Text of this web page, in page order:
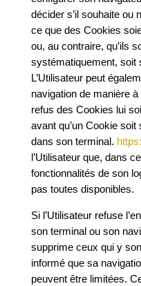
décider s’il souhaite ou
ce que des Cookies
ou, au contraire, qu’ils
systématiquement, soit
L’Utilisateur peut
navigation de manière
refus des Cookies lui
avant qu’un Cookie soit
dans son terminal.
l’Utilisateur que, dans
fonctionnalités de son
pas toutes disponibles.
Si l’Utilisateur refuse
son terminal ou son
supprime ceux qui y
informé que sa
peuvent être limitées.